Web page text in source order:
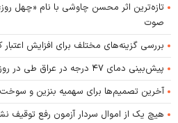
صوت
بررسی گزینه‌های مختلف برای افزایش اعتبار
پیش‌بینی دمای ۴۷ درجه در عراق طی در روز اربعین
آخرین تصمیم‌ها برای سهمیه بنزین و
هیچ یک از اموال سردار آزمون رفع توقیف